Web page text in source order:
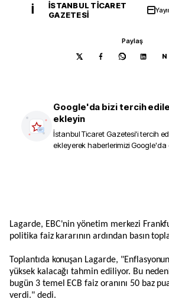
İ
İSTANBUL TICARET
GAZETESI
Paylaş
N
Google'da bizi tercih
ekleyin
İstanbul Ticaret Gazetesi'i tercih
ekleyerek haberlerimizi Google'da
Lagarde, EBC'nin yönetim merkezi
politika faiz kararının ardından basın
Toplantıda konuşan Lagarde,
yüksek kalacağı tahmin ediliyor. Bu
bugün 3 temel ECB faiz oranını 50 baz
verdi." dedi.